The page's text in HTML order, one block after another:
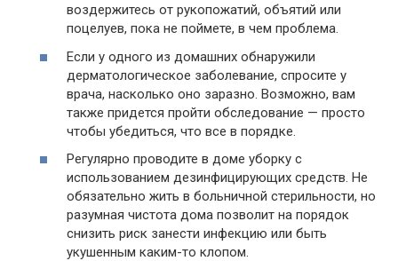
воздержитесь от рукопожатий, объятий или
поцелуев, пока не поймете, в чем проблема.
Если у одного из домашних обнаружили
дерматологическое заболевание, спросите у
врача, насколько оно заразно. Возможно, вам
также придется пройти обследование — просто
чтобы убедиться, что все в порядке.
Регулярно проводите в доме уборку с
использованием дезинфицирующих средств. Не
обязательно жить в больничной стерильности, но
разумная чистота дома позволит на порядок
снизить риск занести инфекцию или быть
укушенным каким-то клопом.